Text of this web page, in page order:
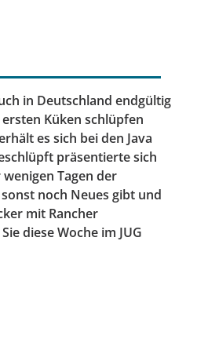
in Deutschland endgültig
Küken schlüpfen
es sich bei den Java
präsentierte sich
Tagen der
noch Neues gibt und
mit Rancher
diese Woche im JUG